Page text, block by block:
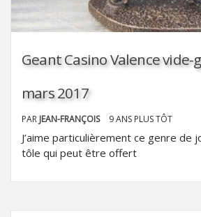
Geant Casino Valence vide-
mars 2017
PAR JEAN-FRANÇOIS 9 ANS PLUS TÔT
J’aime particulièrement ce genre de
tôle qui peut être offert